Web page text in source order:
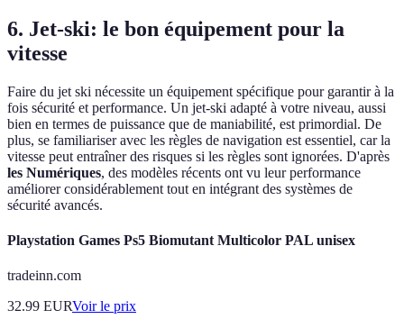
6. Jet-ski: le bon équipement pour la
vitesse
Faire du jet ski nécessite un équipement spécifique pour garantir à la
fois sécurité et performance. Un jet-ski adapté à votre niveau, aussi
bien en termes de puissance que de maniabilité, est primordial. De
plus, se familiariser avec les règles de navigation est essentiel, car la
vitesse peut entraîner des risques si les règles sont ignorées. D'après
les Numériques, des modèles récents ont vu leur performance
améliorer considérablement tout en intégrant des systèmes de
sécurité avancés.
Playstation Games Ps5 Biomutant Multicolor PAL unisex
tradeinn.com
32.99 EURVoir le prix